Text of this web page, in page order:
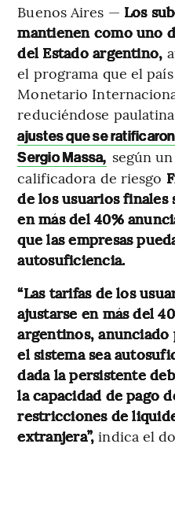
Buenos Aires — Los
mantienen como uno
del Estado argentino,
el programa que el
Monetario
reduciéndose
ajustes que se
Sergio Massa, según
calificadora de riesgo
de los usuarios finales
en más del 40%
que las empresas
autosuficiencia.
“Las tarifas de los
ajustarse en más del
argentinos, anunciado
el sistema sea
dada la persistente
la capacidad de pago
restricciones de
extranjera”, indica el